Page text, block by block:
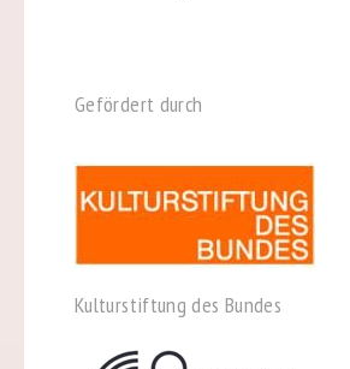
Gefördert durch
Kulturstiftung des Bundes